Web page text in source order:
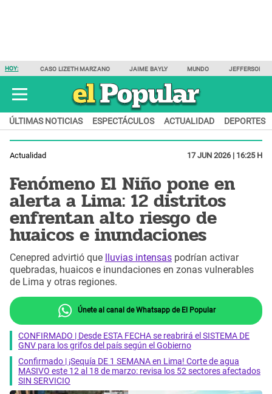
HOY: CASO LIZETH MARZANO JAIME BAYLY MUNDO JEFFERSON
ÚLTIMAS NOTICIAS ESPECTÁCULOS ACTUALIDAD DEPORTES
Actualidad 17 JUN 2026 | 16:25 H
Fenómeno El Niño pone en
alerta a Lima: 12 distritos
enfrentan alto riesgo de
huaicos e inundaciones
Cenepred advirtió que lluvias intensas podrían activar
quebradas, huaicos e inundaciones en zonas vulnerables
de Lima y otras regiones.
Únete al canal de Whatsapp de El Popular
CONFIRMADO | Desde ESTA FECHA se reabrirá el SISTEMA DE
GNV para los grifos del país según el Gobierno
Confirmado | ¡Sequía DE 1 SEMANA en Lima! Corte de agua
MASIVO este 12 al 18 de marzo: revisa los 52 sectores afectados
SIN SERVICIO